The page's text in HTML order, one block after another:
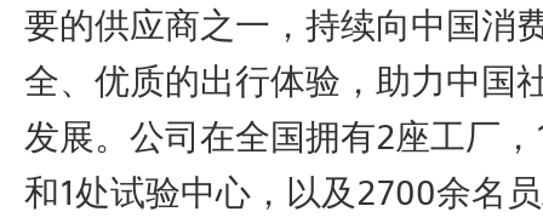
要的供应商之一，持续向中国消
全、优质的出行体验，助力中国
发展。公司在全国拥有2座工厂
和1处试验中心，以及2700余名